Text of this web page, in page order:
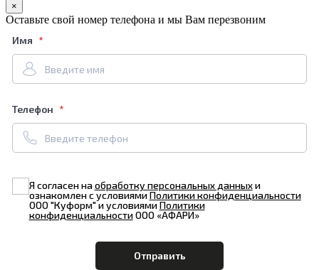
×
Оставьте свой номер телефона и мы Вам перезвоним
Имя
Телефон
Я согласен наобработку персональных данныхи
ознакомлен с условиямиПолитики конфиденциальности
ООО "Куформ" и условиямиПолитики
конфиденциальностиООО «АФАРИ»